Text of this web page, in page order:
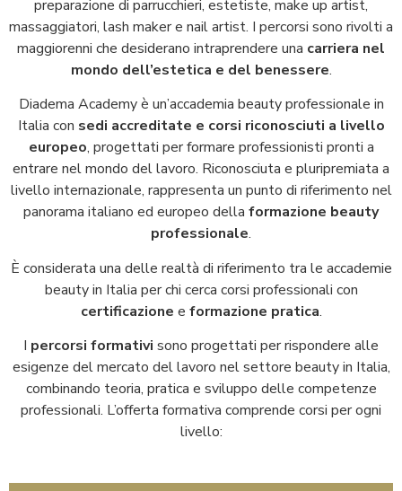
preparazione di parrucchieri, estetiste, make up artist,
massaggiatori, lash maker e nail artist. I percorsi sono rivolti a
maggiorenni che desiderano intraprendere una carriera nel
mondo dell’estetica e del benessere.
Diadema Academy è un’accademia beauty professionale in
Italia con sedi accreditate e corsi riconosciuti a livello
europeo, progettati per formare professionisti pronti a
entrare nel mondo del lavoro. Riconosciuta e pluripremiata a
livello internazionale, rappresenta un punto di riferimento nel
panorama italiano ed europeo della formazione beauty
professionale.
È considerata una delle realtà di riferimento tra le accademie
beauty in Italia per chi cerca corsi professionali con
certificazione e formazione pratica.
I percorsi formativi sono progettati per rispondere alle
esigenze del mercato del lavoro nel settore beauty in Italia,
combinando teoria, pratica e sviluppo delle competenze
professionali. L’offerta formativa comprende corsi per ogni
livello: